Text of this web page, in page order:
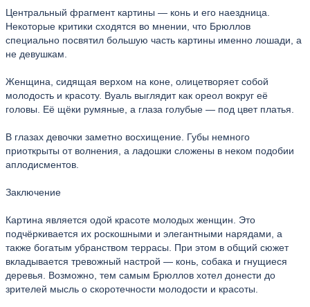
Центральный фрагмент картины — конь и его наездница.
Некоторые критики сходятся во мнении, что Брюллов
специально посвятил большую часть картины именно лошади, а
не девушкам.
Женщина, сидящая верхом на коне, олицетворяет собой
молодость и красоту. Вуаль выглядит как ореол вокруг её
головы. Её щёки румяные, а глаза голубые — под цвет платья.
В глазах девочки заметно восхищение. Губы немного
приоткрыты от волнения, а ладошки сложены в неком подобии
аплодисментов.
Заключение
Картина является одой красоте молодых женщин. Это
подчёркивается их роскошными и элегантными нарядами, а
также богатым убранством террасы. При этом в общий сюжет
вкладывается тревожный настрой — конь, собака и гнущиеся
деревья. Возможно, тем самым Брюллов хотел донести до
зрителей мысль о скоротечности молодости и красоты.